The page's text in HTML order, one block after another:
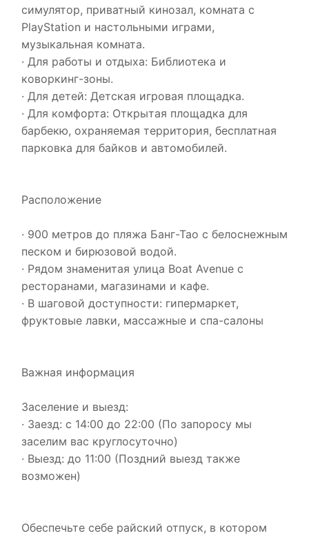
симулятор, приватный кинозал, комната с
PlayStation и настольными играми,
музыкальная комната.
· Для работы и отдыха: Библиотека и
коворкинг-зоны.
· Для детей: Детская игровая площадка.
· Для комфорта: Открытая площадка для
барбекю, охраняемая территория, бесплатная
парковка для байков и автомобилей.
Расположение
· 900 метров до пляжа Банг-Тао с белоснежным
песком и бирюзовой водой.
· Рядом знаменитая улица Boat Avenue с
ресторанами, магазинами и кафе.
· В шаговой доступности: гипермаркет,
фруктовые лавки, массажные и спа-салоны
Важная информация
Заселение и выезд:
· Заезд: с 14:00 до 22:00 (По запоросу мы
заселим вас круглосуточно)
· Выезд: до 11:00 (Поздний выезд также
возможен)
Обеспечьте себе райский отпуск, в котором